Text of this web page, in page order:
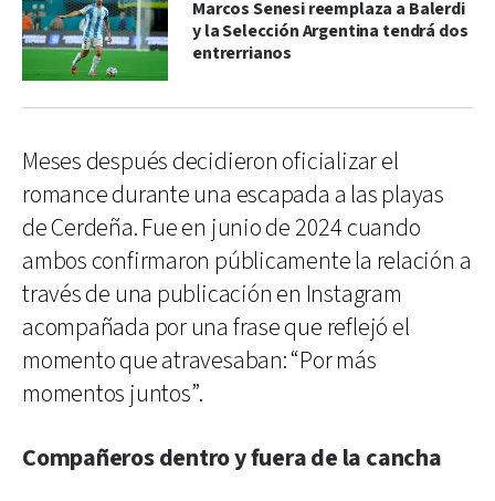
Marcos Senesi reemplaza a Balerdi
y la Selección Argentina tendrá dos
entrerrianos
Meses después decidieron oficializar el
romance durante una escapada a las playas
de Cerdeña. Fue en junio de 2024 cuando
ambos confirmaron públicamente la relación a
través de una publicación en Instagram
acompañada por una frase que reflejó el
momento que atravesaban: “Por más
momentos juntos”.
Compañeros dentro y fuera de la cancha